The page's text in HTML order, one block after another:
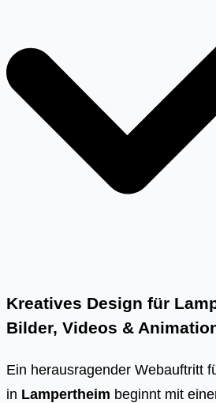
Kreatives Design für
Bilder, Videos &
Ein herausragender Webauftritt
in Lampertheim beginnt mit